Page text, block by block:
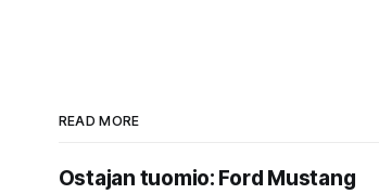
READ MORE
Ostajan tuomio: Ford Mustang